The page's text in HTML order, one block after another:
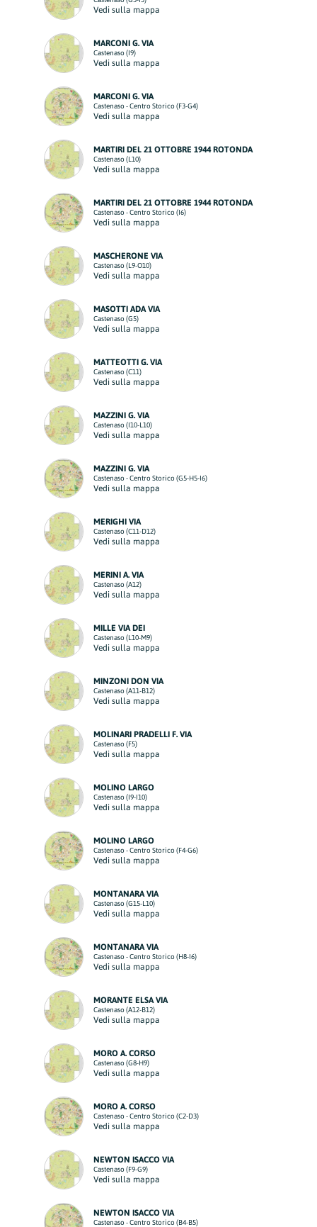
Vedi sulla mappa
MARCONI G. VIA
Castenaso (I9)
Vedi sulla mappa
MARCONI G. VIA
Castenaso - Centro Storico (F3-G4)
Vedi sulla mappa
MARTIRI DEL 21 OTTOBRE 1944 ROTONDA
Castenaso (L10)
Vedi sulla mappa
MARTIRI DEL 21 OTTOBRE 1944 ROTONDA
Castenaso - Centro Storico (I6)
Vedi sulla mappa
MASCHERONE VIA
Castenaso (L9-O10)
Vedi sulla mappa
MASOTTI ADA VIA
Castenaso (G5)
Vedi sulla mappa
MATTEOTTI G. VIA
Castenaso (C11)
Vedi sulla mappa
MAZZINI G. VIA
Castenaso (I10-L10)
Vedi sulla mappa
MAZZINI G. VIA
Castenaso - Centro Storico (G5-H5-I6)
Vedi sulla mappa
MERIGHI VIA
Castenaso (C11-D12)
Vedi sulla mappa
MERINI A. VIA
Castenaso (A12)
Vedi sulla mappa
MILLE VIA DEI
Castenaso (L10-M9)
Vedi sulla mappa
MINZONI DON VIA
Castenaso (A11-B12)
Vedi sulla mappa
MOLINARI PRADELLI F. VIA
Castenaso (F5)
Vedi sulla mappa
MOLINO LARGO
Castenaso (I9-I10)
Vedi sulla mappa
MOLINO LARGO
Castenaso - Centro Storico (F4-G6)
Vedi sulla mappa
MONTANARA VIA
Castenaso (G15-L10)
Vedi sulla mappa
MONTANARA VIA
Castenaso - Centro Storico (H8-I6)
Vedi sulla mappa
MORANTE ELSA VIA
Castenaso (A12-B12)
Vedi sulla mappa
MORO A. CORSO
Castenaso (G8-H9)
Vedi sulla mappa
MORO A. CORSO
Castenaso - Centro Storico (C2-D3)
Vedi sulla mappa
NEWTON ISACCO VIA
Castenaso (F9-G9)
Vedi sulla mappa
NEWTON ISACCO VIA
Castenaso - Centro Storico (B4-B5)